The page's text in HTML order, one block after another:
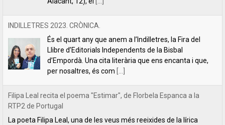
Filipa Leal recita el poema "Estimar", de Florbela Espanca a la
RTP2 de Portugal
La poeta Filipa Leal, una de les veus més reeixides de la lírica
lusitana actual, va tindre l’amabilitat de llegir el poema “Estimar”
de Florbela Espanca al programa de literatura[...]
Florbela Espanca, la diva de les lletres portugueses
L’editorial Lletra Impresa acaba de publicar en català
la primera obra íntegra de poesia de Florbela
Espanca. Es tracta de Bruc en flor (Charneca em flor,